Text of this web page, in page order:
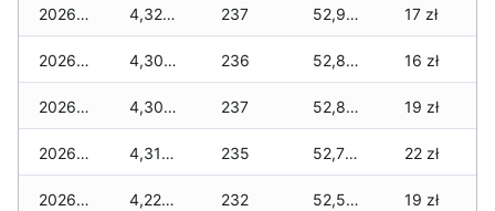
2026-04-08 4,320 zł 237 52,950 zł 17 zł
2026-04-07 4,300 zł 236 52,860 zł 16 zł
2026-04-06 4,300 zł 237 52,810 zł 19 zł
2026-04-05 4,310 zł 235 52,710 zł 22 zł
2026-04-04 4,220 zł 232 52,500 zł 19 zł